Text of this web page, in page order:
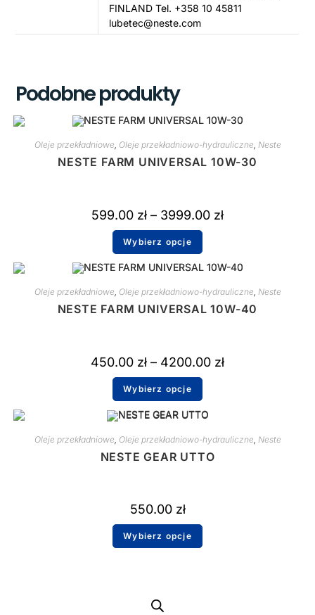
FINLAND Tel. +358 10 45811
lubetec@neste.com
Podobne produkty
Oleje przekładniowe Oleje przekładniowo-hydrauliczne Neste
NESTE FARM UNIVERSAL 10W-30
599.00 zł – 3999.00 zł
Wybierz opcje
Oleje przekładniowe, Oleje przekładniowo-hydrauliczne, Neste
NESTE FARM UNIVERSAL 10W-40
450.00 zł – 4200.00 zł
Wybierz opcje
Oleje przekładniowe Oleje przekładniowo-hydrauliczne Neste
NESTE GEAR UTTO
550.00 zł
Wybierz opcje